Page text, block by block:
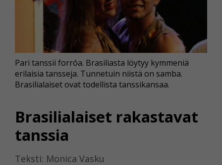
Brasilialaiset rakastavat
tanssia
Teksti: Monica Vasku
Pari tanssii forróa. Brasiliasta löytyy kymmeniä
erilaisia tansseja. Tunnetuin niistä on samba.
Brasilialaiset ovat todellista tanssikansaa.